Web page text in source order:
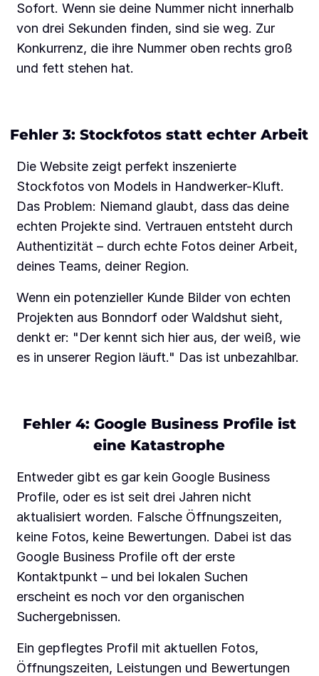
Sofort. Wenn sie deine Nummer nicht innerhalb
von drei Sekunden finden, sind sie weg. Zur
Konkurrenz, die ihre Nummer oben rechts groß
und fett stehen hat.
Fehler 3: Stockfotos statt echter Arbeit
Die Website zeigt perfekt inszenierte
Stockfotos von Models in Handwerker-Kluft.
Das Problem: Niemand glaubt, dass das deine
echten Projekte sind. Vertrauen entsteht durch
Authentizität – durch echte Fotos deiner Arbeit,
deines Teams, deiner Region.
Wenn ein potenzieller Kunde Bilder von echten
Projekten aus Bonndorf oder Waldshut sieht,
denkt er: "Der kennt sich hier aus, der weiß, wie
es in unserer Region läuft." Das ist unbezahlbar.
Fehler 4: Google Business Profile ist
eine Katastrophe
Entweder gibt es gar kein Google Business
Profile, oder es ist seit drei Jahren nicht
aktualisiert worden. Falsche Öffnungszeiten,
keine Fotos, keine Bewertungen. Dabei ist das
Google Business Profile oft der erste
Kontaktpunkt – und bei lokalen Suchen
erscheint es noch vor den organischen
Suchergebnissen.
Ein gepflegtes Profil mit aktuellen Fotos,
Öffnungszeiten, Leistungen und Bewertungen